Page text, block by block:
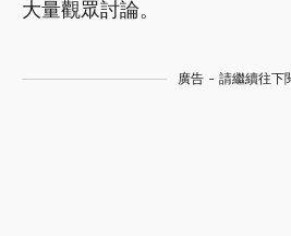
大量觀眾討論。
廣告 - 請繼續往下